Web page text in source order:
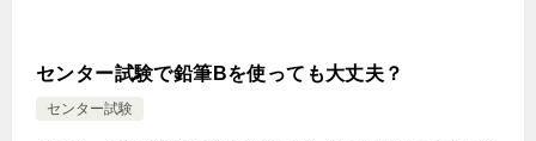
センター試験で鉛筆Bを使っても大丈夫？
センター試験